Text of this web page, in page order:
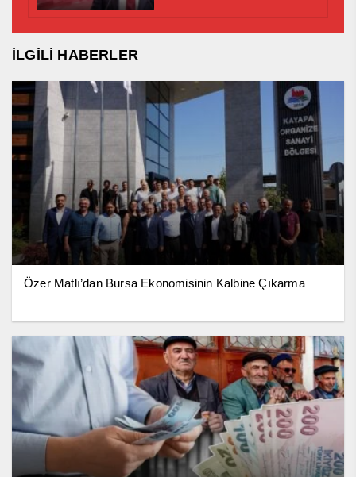
İLGİLİ HABERLER
Özer Matlı’dan Bursa Ekonomisinin Kalbine Çıkarma